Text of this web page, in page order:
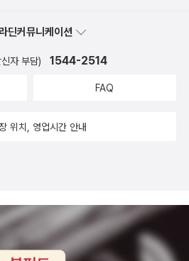
딘커뮤니케이션
자 부담) 1544-2514
FAQ
위치, 영업시간 안내